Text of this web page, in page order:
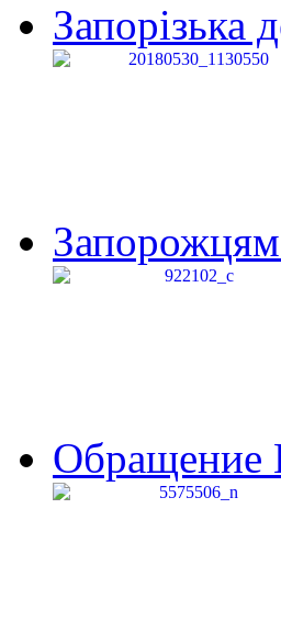
Запорізька
Запорожцям
Обращение